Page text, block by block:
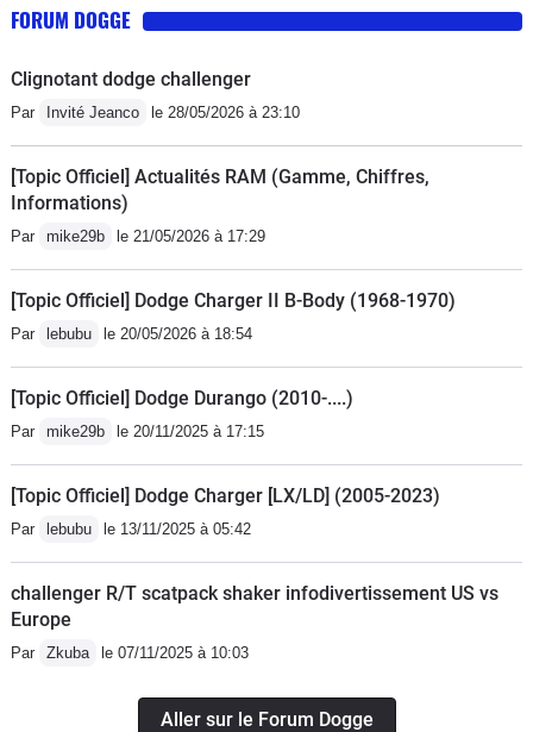
FORUM DOGGE
Clignotant dodge challenger
Par Invité Jeanco le 28/05/2026 à 23:10
[Topic Officiel] Actualités RAM (Gamme, Chiffres,
Informations)
Par mike29b le 21/05/2026 à 17:29
[Topic Officiel] Dodge Charger II B-Body (1968-1970)
Par lebubu le 20/05/2026 à 18:54
[Topic Officiel] Dodge Durango (2010-....)
Par mike29b le 20/11/2025 à 17:15
[Topic Officiel] Dodge Charger [LX/LD] (2005-2023)
Par lebubu le 13/11/2025 à 05:42
challenger R/T scatpack shaker infodivertissement US vs
Europe
Par Zkuba le 07/11/2025 à 10:03
Aller sur le Forum Dogge